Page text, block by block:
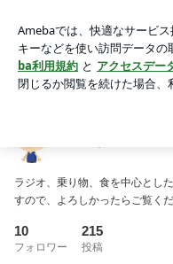
アプリをダウンロードして
ょう。
ラジオ、乗り物、食を中心とし
すので、よろしかったらご覧く
10
フォロワー
215
投稿